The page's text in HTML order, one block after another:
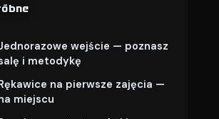
wejście — poznasz
i metodykę
na pierwsze zajęcia —
miejscu